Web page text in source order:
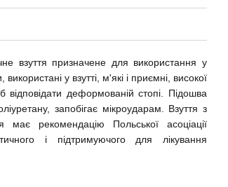
взуття призначене для використання у
у взутті, м'які і приємні, високої
відповідати деформованій стопі. Підошва
запобігає мікроударам. Взуття з
має рекомендацію Польської асоціації
і підтримуючого для лікування